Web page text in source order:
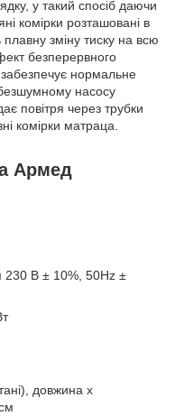
у такий спосіб даючи
комірки розташовані в
зміну тиску на всю
безперервного
забезпечує нормальне
насосу
повітря через трубки
комірки матраца.
Армед
230 В ± 10%, 50Hz ±
довжина х